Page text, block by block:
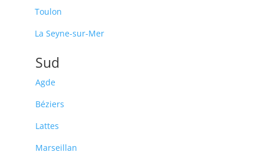
Toulon
La Seyne-sur-Mer
Sud
Agde
Béziers
Lattes
Marseillan